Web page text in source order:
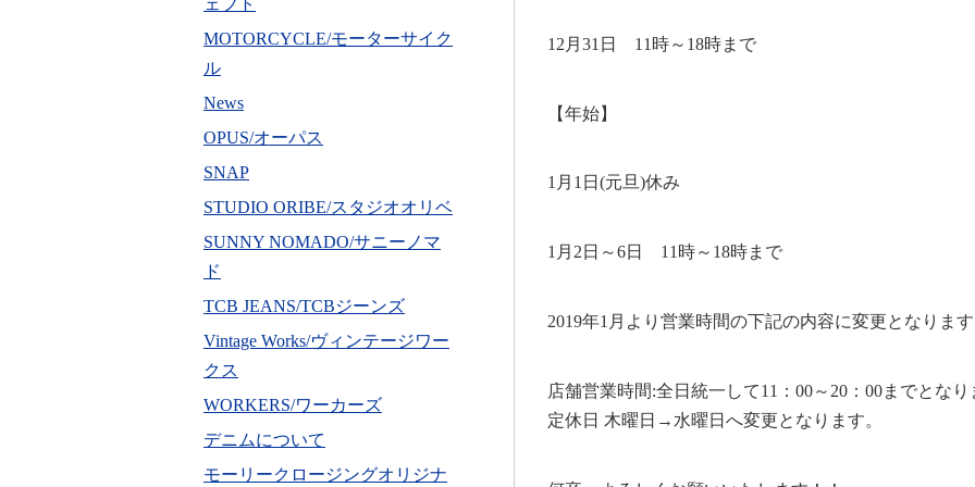
12月31日 11時～18時まで
【年始】
1月1日(元旦)休み
1月2日～6日 11時～18時まで
2019年1月より営業時間の下記の内容に変更となります
店舗営業時間:全日統一して11：00～20：00までとなり
定休日 木曜日→水曜日へ変更となります。
ェフト
MOTORCYCLE/モーターサイク
ル
News
OPUS/オーパス
SNAP
STUDIO ORIBE/スタジオオリベ
SUNNY NOMADO/サニーノマ
ド
TCB JEANS/TCBジーンズ
Vintage Works/ヴィンテージワー
クス
WORKERS/ワーカーズ
デニムについて
モーリークロージングオリジナ